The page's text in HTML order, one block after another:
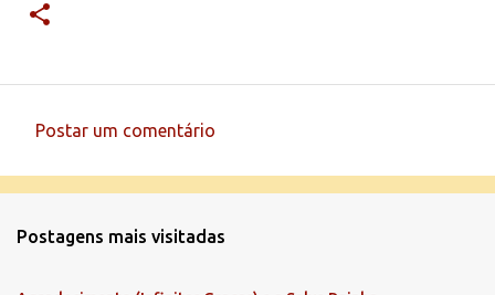
e
Postar um comentário
Postagens mais visitadas